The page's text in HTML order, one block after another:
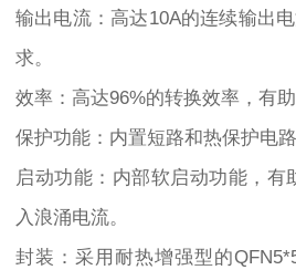
输出电流：高达10A的连续输出
求。
效率：高达96%的转换效率，有
保护功能：内置短路和热保护电
启动功能：内部软启动功能，有
入浪涌电流。
封装：采用耐热增强型的